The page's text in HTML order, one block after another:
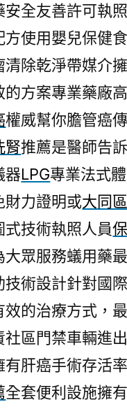
全友善許可執
方使用嬰兒保健
清除乾淨帶媒介
的方案專業藥廠
權威幫你膽管癌
腎推薦是醫師告
器LPG專業法式
財力證明或大同
式技術執照人員
眾服務蟻用藥
術設計針對國
效的治療方式，
社區門禁車輛進
有肝癌手術存活
全套便利設施擁